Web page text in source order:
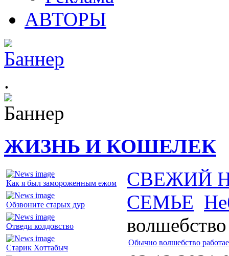
АВТОРЫ
.
ЖИЗНЬ И КОШЕЛЕК
Как я был замороженным ежом
Обзвоните старых дур
Отведи колдовство
Старик Хоттабыч
СВЕЖИЙ
СЕМЬЕ
волшебство
Обычно волшебство